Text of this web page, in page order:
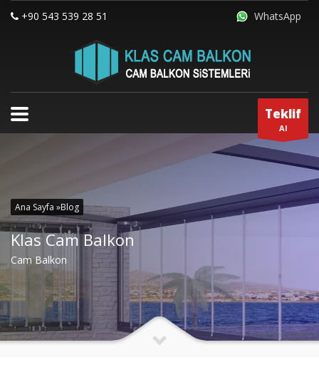
WhatsApp
+90 543 539 28 51
Teklif
Al
Ana Sayfa »Blog
Klas Cam Balkon
Cam Balkon